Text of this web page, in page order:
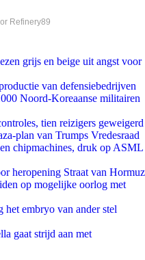
Refinery89
grijs en beige uit angst voor
van defensiebedrijven
Noord-Koreaanse militairen
tien reizigers geweigerd
plan van Trumps Vredesraad
chipmachines, druk op ASML
heropening Straat van Hormuz
op mogelijke oorlog met
embryo van ander stel
gaat strijd aan met